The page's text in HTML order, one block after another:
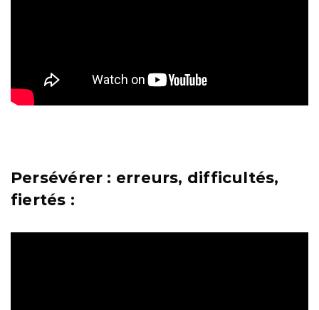
Persévérer : erreurs, difficultés,
fiertés :